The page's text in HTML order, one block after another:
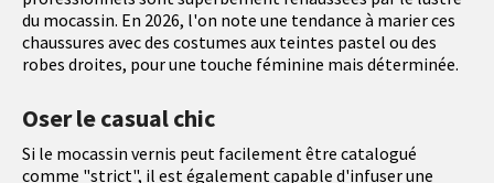
du mocassin. En 2026, l'on note une tendance à marier ces
chaussures avec des costumes aux teintes pastel ou des
robes droites, pour une touche féminine mais déterminée.
Oser le casual chic
Si le mocassin vernis peut facilement être catalogué
comme "strict", il est également capable d'infuser une